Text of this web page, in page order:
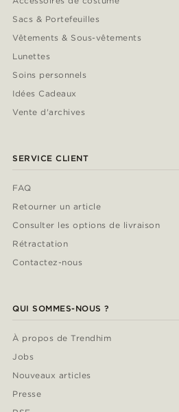
Sacs & Portefeuilles
Vêtements & Sous-vêtements
Lunettes
Soins personnels
Idées Cadeaux
Vente d'archives
SERVICE CLIENT
FAQ
Retourner un article
Consulter les options de livraison
Rétractation
Contactez-nous
QUI SOMMES-NOUS ?
À propos de Trendhim
Jobs
Nouveaux articles
Presse